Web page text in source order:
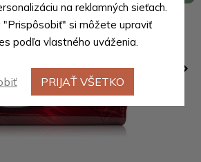
na reklamných sieťach.
"Prispôsobiť" si môžete upraviť
podľa vlastného uváženia.
PRIJAŤ VŠETKO